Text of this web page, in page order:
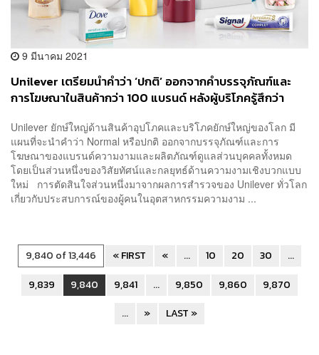
9 มีนาคม 2021
Unilever เตรียมนำคำว่า ‘ปกติ’ ออกจากคำบรรจุภัณฑ์และ
การโฆษณาในสินค้ากว่า 100 แบรนด์ หลังผู้บริโภครู้สึกว่า
Unilever ยักษ์ใหญ่ด้านสินค้าอุปโภคและบริโภคยักษ์ใหญ่ของโลก มี
แผนที่จะนำคำว่า Normal หรือปกติ ออกจากบรรจุภัณฑ์และการ
โฆษณาของแบรนด์ความงามและผลิตภัณฑ์ดูแลส่วนบุคคลทั้งหมด
โดยเป็นส่วนหนึ่งของวิสัยทัศน์และกลยุทธ์ด้านความงามเชิงบวกแบบ
ใหม่ การตัดสินใจส่วนหนึ่งมาจากผลการสำรวจของ Unilever ทั่วโลก
เกี่ยวกับประสบการณ์ของผู้คนในอุตสาหกรรมความงาม ...
9,840 of 13,446 « FIRST « ... 10 20 30
...
9,839
9,840 9,841 ... 9,850 9,860
9,870
...
» LAST »